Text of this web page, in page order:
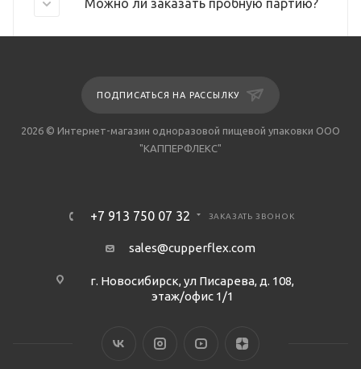
Можно ли заказать пробную партию?
ПОДПИСАТЬСЯ НА РАССЫЛКУ
2026 © Интернет-магазин одноразовой пищевой упаковки ООО
"КАППЕРФЛЕКС"
+7 913 750 07 32 ЗАКАЗАТЬ ЗВОНОК
sales@cupperflex.com
г. Новосибирск, ул Писарева, д. 108,
этаж/офис 1/1